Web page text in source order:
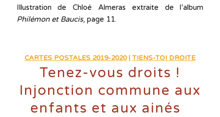
Illustration de Chloé Almeras extraite de l’album
Philémon et Baucis, page 11.
CARTES POSTALES 2019-2020| TIENS-TOI DROITE
Tenez-vous droits !
Injonction commune aux
enfants et aux ainés